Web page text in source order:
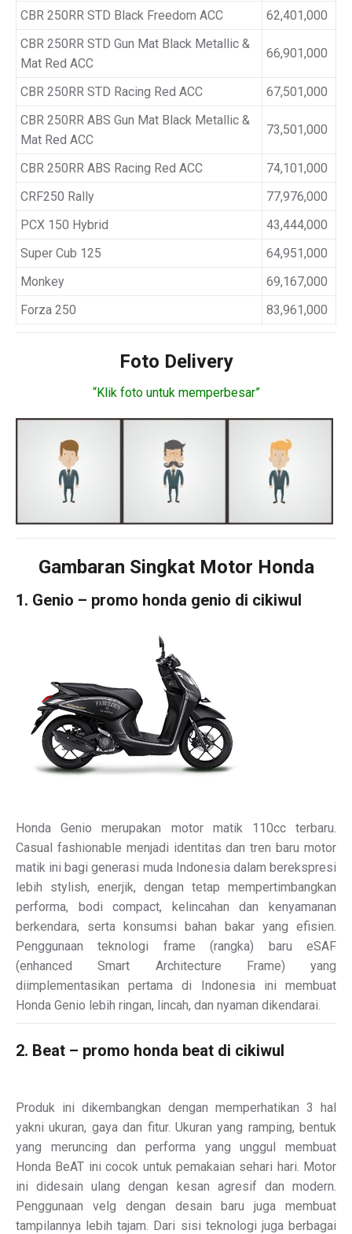
CBR 250RR STD Black Freedom ACC
62,401,000
CBR 250RR STD Gun Mat Black Metallic &
Mat Red ACC
66,901,000
CBR 250RR STD Racing Red ACC
67,501,000
CBR 250RR ABS Gun Mat Black Metallic &
Mat Red ACC
73,501,000
CBR 250RR ABS Racing Red ACC
74,101,000
CRF250 Rally
77,976,000
PCX 150 Hybrid
43,444,000
Super Cub 125
64,951,000
Monkey
69,167,000
Forza 250
83,961,000
Foto Delivery
“Klik foto untuk memperbesar”
Gambaran Singkat Motor Honda
1. Genio – promo honda genio di cikiwul
Honda Genio merupakan motor matik 110cc terbaru.
Casual fashionable menjadi identitas dan tren baru motor
matik ini bagi generasi muda Indonesia dalam berekspresi
lebih stylish, enerjik, dengan tetap mempertimbangkan
performa, bodi compact, kelincahan dan kenyamanan
berkendara, serta konsumsi bahan bakar yang efisien.
Penggunaan teknologi frame (rangka) baru eSAF
(enhanced Smart Architecture Frame) yang
diimplementasikan pertama di Indonesia ini membuat
Honda Genio lebih ringan, lincah, dan nyaman dikendarai.
2. Beat – promo honda beat di cikiwul
Produk ini dikembangkan dengan memperhatikan 3 hal
yakni ukuran, gaya dan fitur. Ukuran yang ramping, bentuk
yang meruncing dan performa yang unggul membuat
Honda BeAT ini cocok untuk pemakaian sehari hari. Motor
ini didesain ulang dengan kesan agresif dan modern.
Penggunaan velg dengan desain baru juga membuat
tampilannya lebih tajam. Dari sisi teknologi juga berbagai